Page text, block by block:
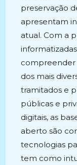
preservação
apresentam
atual. Com a
compreender
dos mais
tramitados e
públicas e
digitais, as
aberto são
tecnologias
tem como